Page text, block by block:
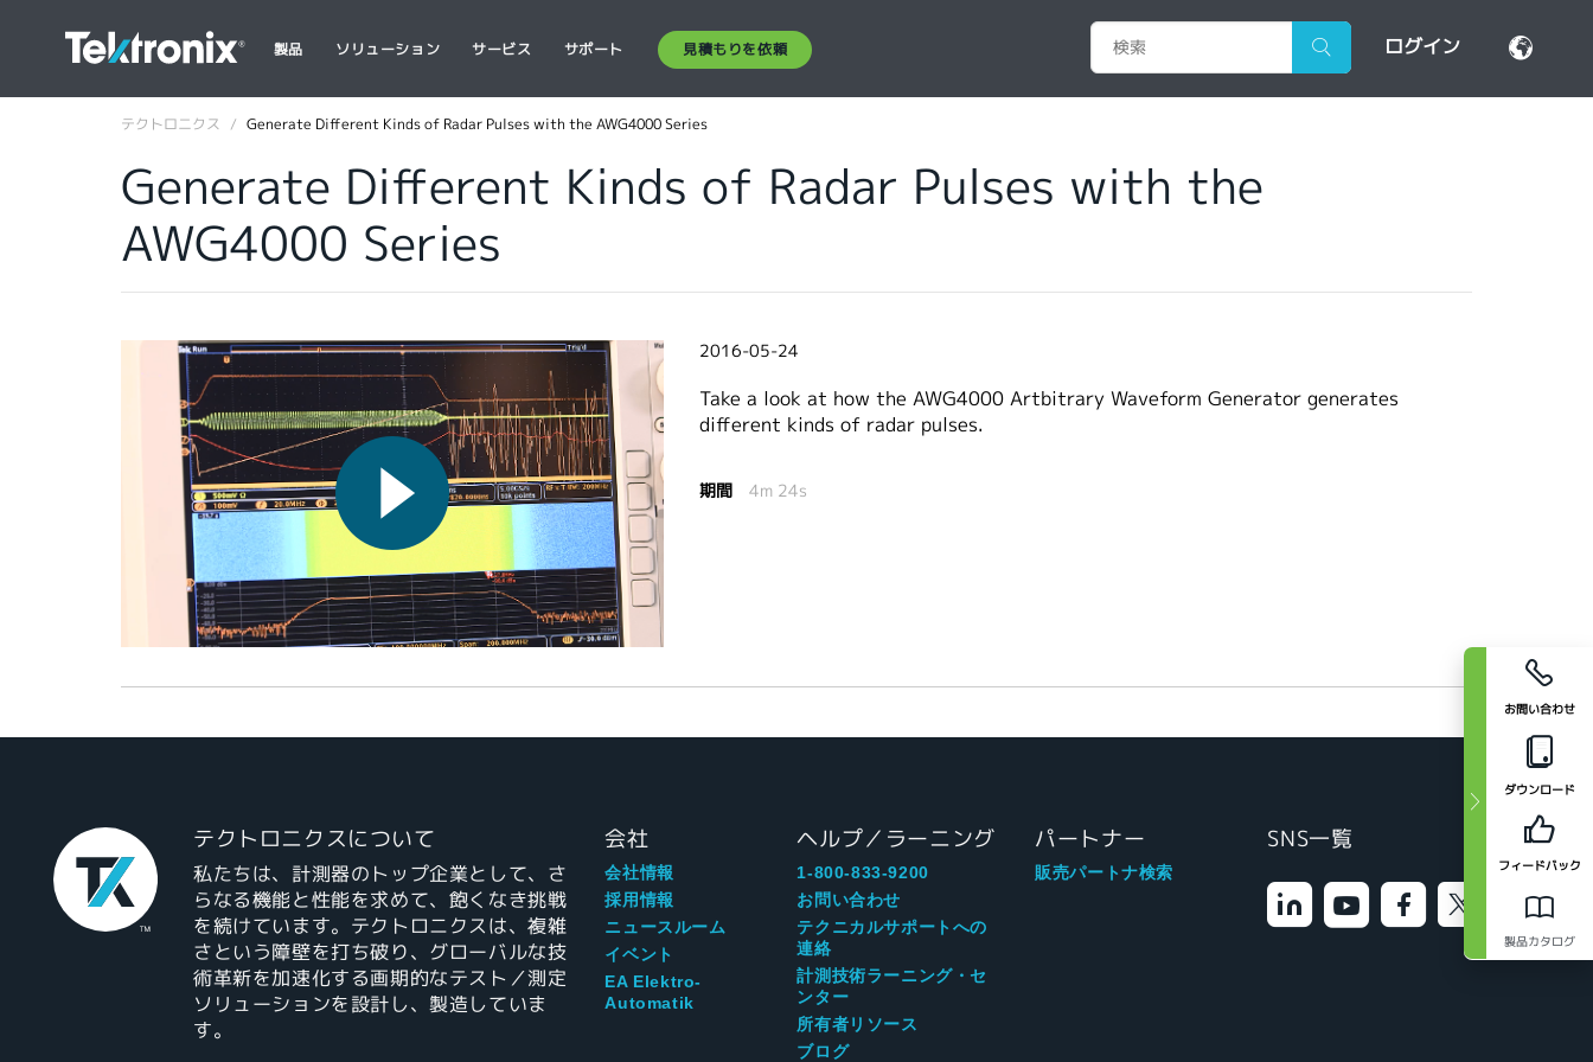
製品 ソリューション サービス サポート 見積もりを依頼 ログイン
お問い合わせ
ダウンロード
フィードバック
製品カタログ
テクトロニクス Generate Different Kinds of Radar Pulses with the AWG4000 Series
Generate Different Kinds of Radar Pulses with the
AWG4000 Series
2016-05-24
Take a look at how the AWG4000 Artbitrary Waveform Generator generates
different kinds of radar pulses.
期間 4m 24s
テクトロニクスについて
私たちは、計測器のトップ企業として、さ
らなる機能と性能を求めて、飽くなき挑戦
を続けています。テクトロニクスは、複雑
さという障壁を打ち破り、グローバルな技
術革新を加速化する画期的なテスト／測定
ソリューションを設計し、製造していま
す。
会社
会社情報
採用情報
ニュースルーム
イベント
EA Elektro-
Automatik
ヘルプ／ラーニング
1-800-833-9200
お問い合わせ
テクニカルサポートへの
連絡
計測技術ラーニング・セ
ンター
所有者リソース
ブログ
パートナー
販売パートナ検索
SNS一覧